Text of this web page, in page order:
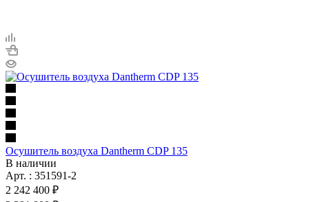
Осушитель воздуха Dantherm CDP 135
В наличии
Арт. : 351591-2
2 242 400 ₽